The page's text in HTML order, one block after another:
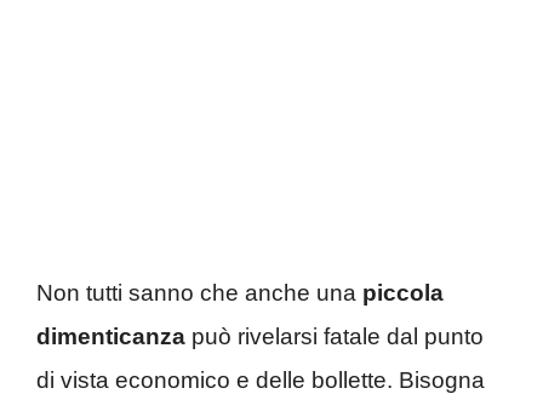
Non tutti sanno che anche una piccola
dimenticanza può rivelarsi fatale dal punto
di vista economico e delle bollette. Bisogna